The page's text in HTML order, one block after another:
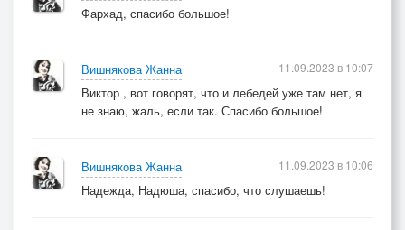
Фархад, спасибо большое!
Вишнякова Жанна
Виктор , вот говорят, что и лебедей уже там нет, я
не знаю, жаль, если так. Спасибо большое!
11.09.2023 в 10:07
Вишнякова Жанна
Надежда, Надюша, спасибо, что слушаешь!
11.09.2023 в 10:06